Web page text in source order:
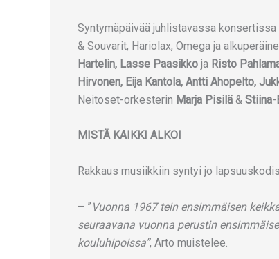
Syntymäpäivää juhlistavassa
& Souvarit, Hariolax, Omega ja
Hartelin, Lasse Paasikko ja Risto
Hirvonen, Eija Kantola, Antti Ahopelto,
Neitoset-orkesterin Marja Pisilä & Stiina-
MISTÄ KAIKKI ALKOI
Rakkaus musiikkiin syntyi jo
– ” Vuonna 1967 tein ensimmäisen
seuraavana vuonna perustin
kouluhipoissa”, Arto muistelee.